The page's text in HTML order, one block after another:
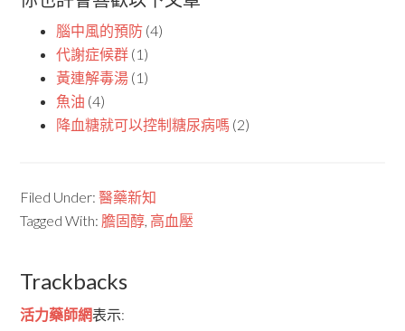
腦中風的預防 (4)
代謝症候群 (1)
黃連解毒湯 (1)
魚油 (4)
降血糖就可以控制糖尿病嗎 (2)
Filed Under:醫藥新知
Tagged With: 膽固醇, 高血壓
Trackbacks
活力藥師網表示: